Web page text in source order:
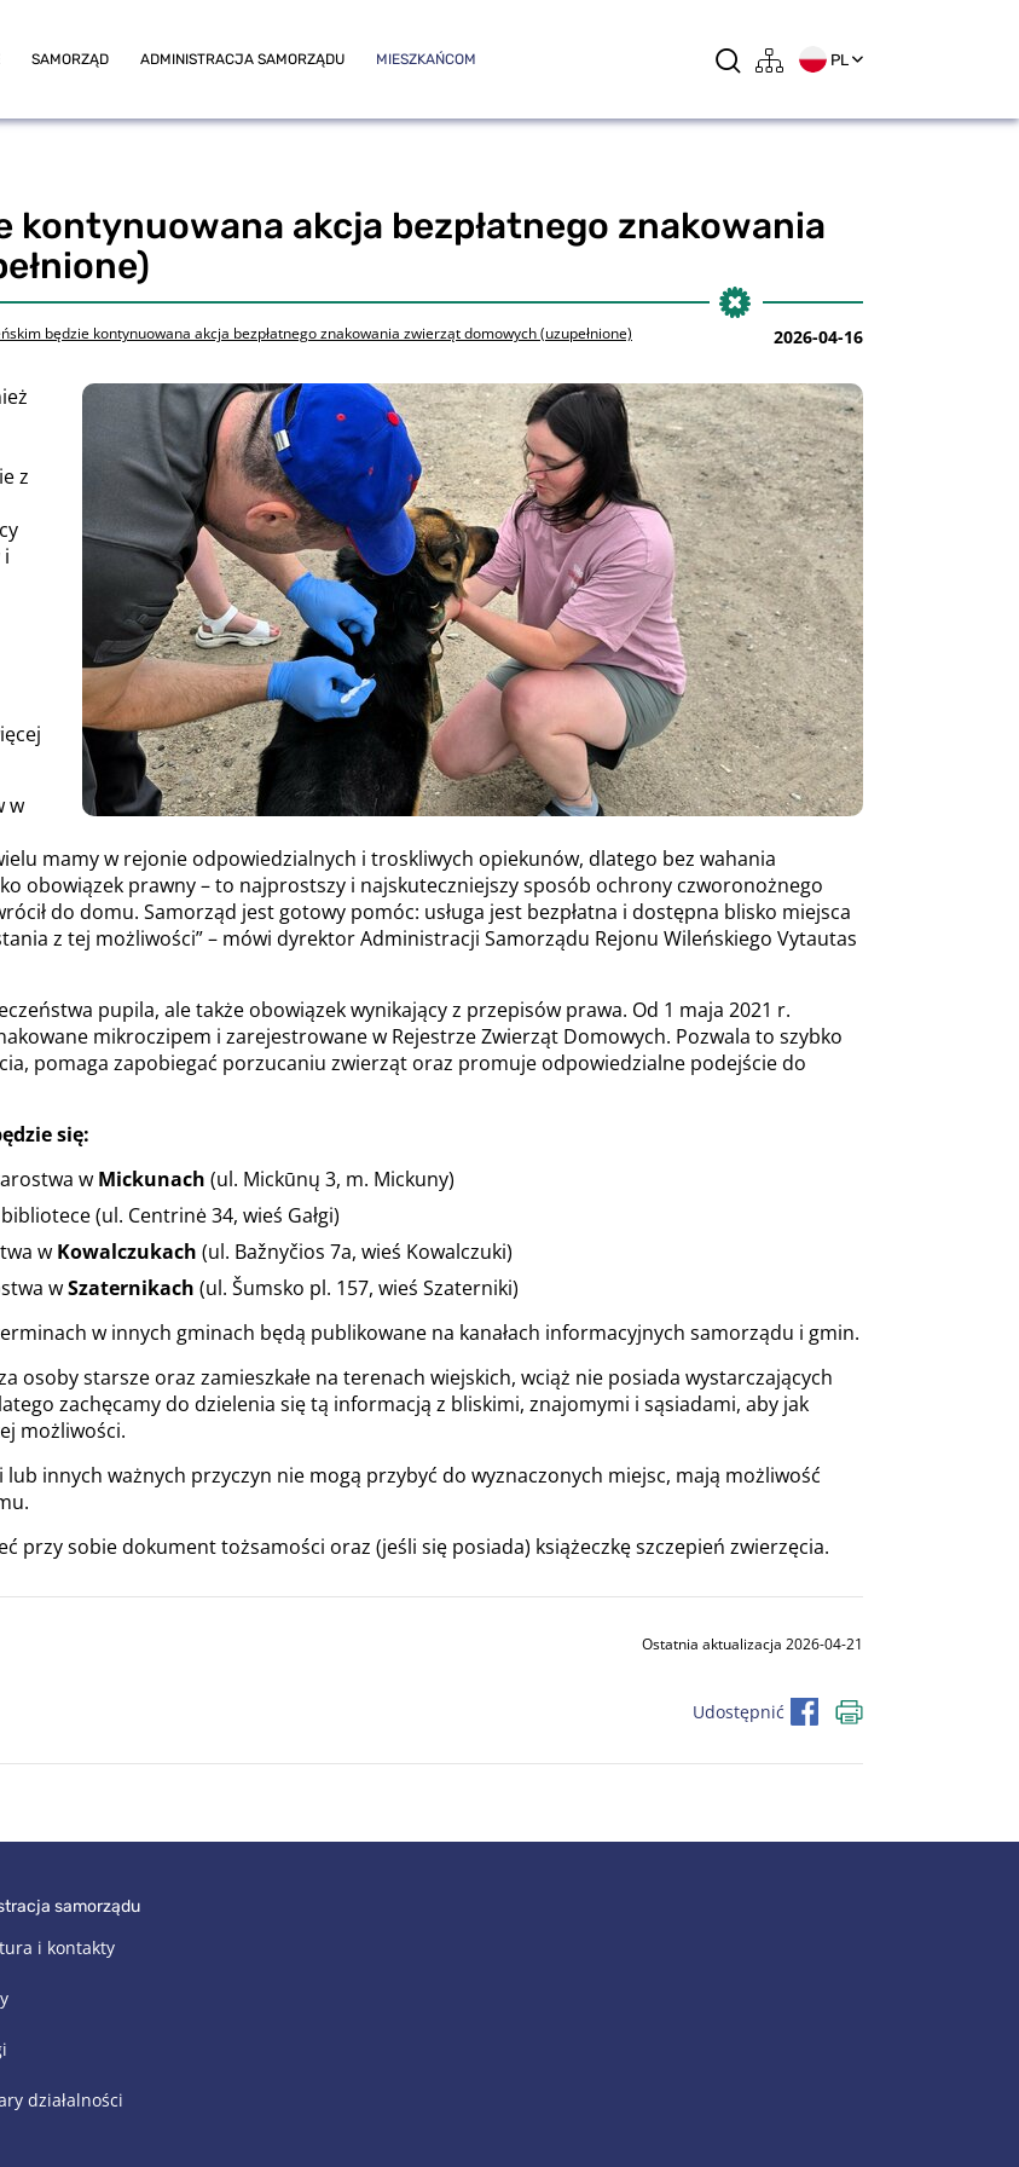
SAMORZĄD ADMINISTRACJA SAMORZĄDU MIESZKAŃCOM PL
kontynuowana akcja bezpłatnego znakowania
będzie kontynuowana akcja bezpłatnego znakowania zwierząt domowych (uzupełnione) 2026-04-16
z
i
w
mamy w rejonie odpowiedzialnych i troskliwych opiekunów, dlatego bez wahania
obowiązek prawny – to najprostszy i najskuteczniejszy sposób ochrony czworonożnego
do domu. Samorząd jest gotowy pomóc: usługa jest bezpłatna i dostępna blisko miejsca
z tej możliwości” – mówi dyrektor Administracji Samorządu Rejonu Wileńskiego Vytautas
pupila, ale także obowiązek wynikający z przepisów prawa. Od 1 maja 2021 r.
mikroczipem i zarejestrowane w Rejestrze Zwierząt Domowych. Pozwala to szybko
pomaga zapobiegać porzucaniu zwierząt oraz promuje odpowiedzialne podejście do
się:
w Mickunach (ul. Mickūnų 3, m. Mickuny)
(ul. Centrinė 34, wieś Gałgi)
w Kowalczukach (ul. Bažnyčios 7a, wieś Kowalczuki)
wSzaternikach (ul. Šumsko pl. 157, wieś Szaterniki)
w innych gminach będą publikowane na kanałach informacyjnych samorządu i gmin.
osoby starsze oraz zamieszkałe na terenach wiejskich, wciąż nie posiada wystarczających
zachęcamy do dzielenia się tą informacją z bliskimi, znajomymi i sąsiadami, aby jak
możliwości.
innych ważnych przyczyn nie mogą przybyć do wyznaczonych miejsc, mają możliwość
przy sobie dokument tożsamości oraz (jeśli się posiada) książeczkę szczepień zwierzęcia.
Ostatnia aktualizacja 2026-04-21
Udostępnić
samorządu
i kontakty
działalności